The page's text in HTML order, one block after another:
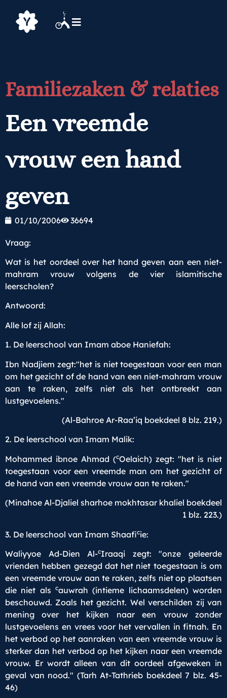
Familiezaken & relaties
Een vreemde
vrouw een hand
geven
01/10/2006 36694
Vraag:
Wat is het oordeel over het hand geven aan een niet-
mahram vrouw volgens de vier islamitische
leerscholen?
Antwoord:
Alle lof zij Allah:
1. De leerschool van Imam aboe Haniefah:
Ibn Nadjiem zegt:"het is niet toegestaan voor een man
om het gezicht of de hand van een niet-mahram vrouw
aan te raken, zelfs niet als het ontbreekt aan
lustgevoelens."
(Al-Bahroe Ar-Raa’iq boekdeel 8 blz. 219.)
2. De leerschool van Imam Malik:
Mohammed ibnoe Ahmad (cOelaich) zegt: "het is niet
toegestaan voor een vreemde man om het gezicht of
de hand van een vreemde vrouw aan te raken."
(Minahoe Al-Djaliel sharhoe mokhtasar khaliel boekdeel
1 blz. 223.)
3. De leerschool van Imam Shaaficie:
Waliyyoe Ad-Dien Al-cIraaqi zegt: "onze geleerde
vrienden hebben gezegd dat het niet toegestaan is om
een vreemde vrouw aan te raken, zelfs niet op plaatsen
die niet als cauwrah (intieme lichaamsdelen) worden
beschouwd. Zoals het gezicht. Wel verschilden zij van
mening over het kijken naar een vrouw zonder
lustgevoelens en vrees voor het vervallen in fitnah. En
het verbod op het aanraken van een vreemde vrouw is
sterker dan het verbod op het kijken naar een vreemde
vrouw. Er wordt alleen van dit oordeel afgeweken in
geval van nood." (Tarh At-Tathrieb boekdeel 7 blz. 45-
46)